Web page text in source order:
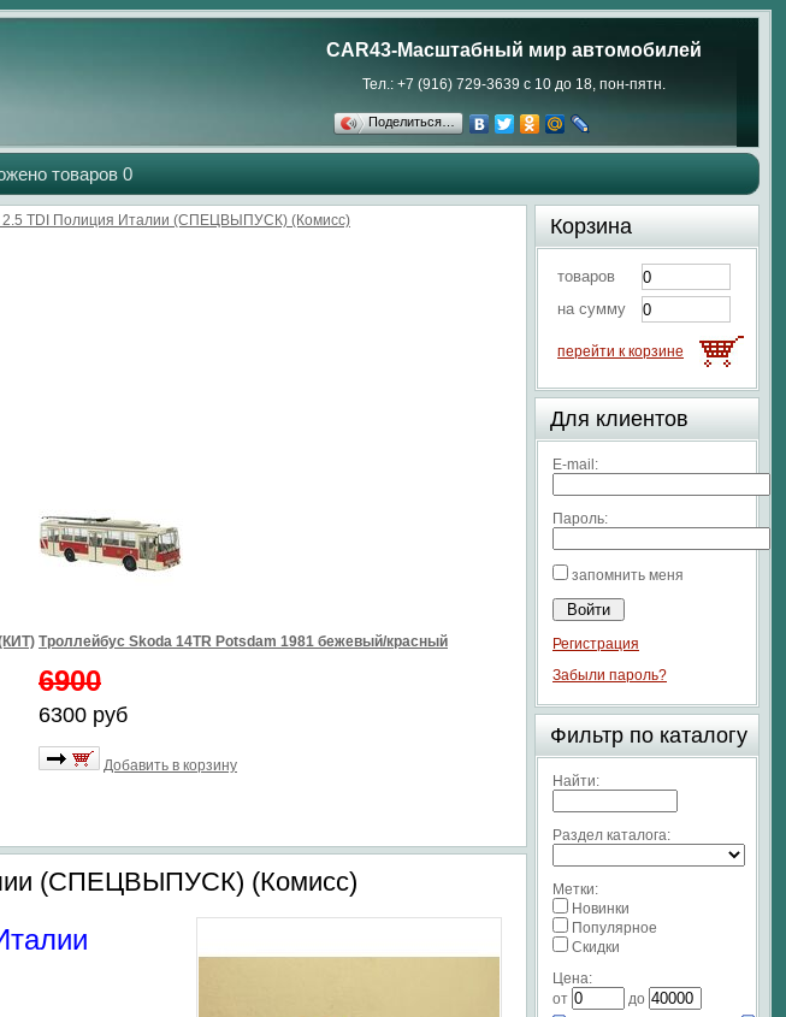
CAR43-Масштабный мир автомобилей
Тел.: +7 (916) 729-3639 с 10 до 18, пон-пятн.
Поделиться…
товаров 0
2.5 TDI Полиция Италии (СПЕЦВЫПУСК) (Комисс)
Троллейбус Skoda 14TR Potsdam 1981 бежевый/красный
6900
6300 руб
Добавить в корзину
(СПЕЦВЫПУСК) (Комисс)
Корзина
товаров
на сумму
перейти к корзине
Для клиентов
E-mail:
Пароль:
запомнить меня
Регистрация
Забыли пароль?
Фильтр по каталогу
Найти:
Раздел каталога:
Метки:
Новинки
Популярное
Скидки
Цена:
от
до